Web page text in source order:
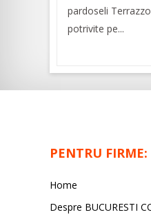
pardoseli
potrivite pe...
PENTRU FIRME:
Home
Despre BUCURESTI